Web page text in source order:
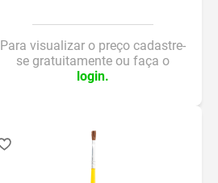
Para visualizar o preço cadastre-
se gratuitamente ou faça o
login.